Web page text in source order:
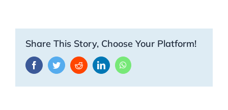
Share This Story, Choose Your Platform!
FacebookTwitterRedditLinkedInWhatsApp